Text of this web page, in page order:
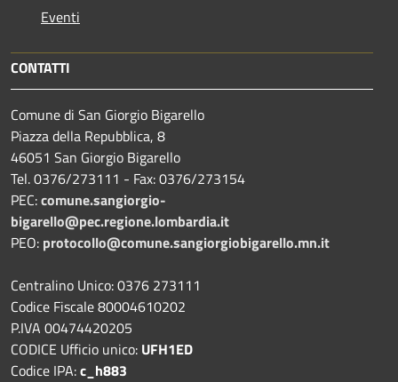
Eventi
CONTATTI
Comune di San Giorgio Bigarello
Piazza della Repubblica, 8
46051 San Giorgio Bigarello
Tel. 0376/273111 - Fax: 0376/273154
PEC:comune.sangiorgio-
bigarello@pec.regione.lombardia.it
PEO: protocollo@comune.sangiorgiobigarello.mn.it
Centralino Unico: 0376 273111
Codice Fiscale 80004610202
P.IVA 00474420205
CODICE Ufficio unico: UFH1ED
Codice IPA:c_h883